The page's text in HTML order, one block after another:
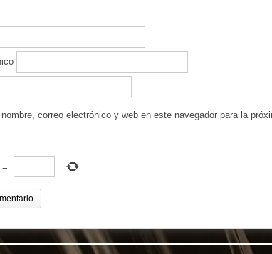
correo electrónico y web en este navegador para la
=